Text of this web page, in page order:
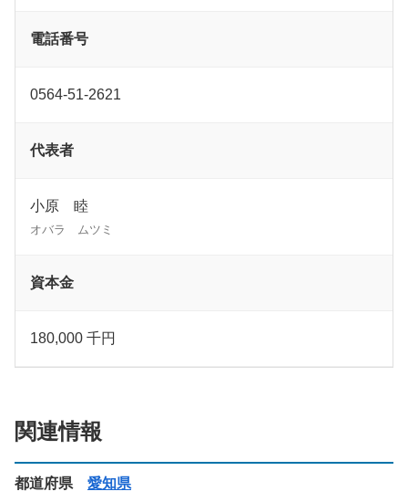
電話番号
0564-51-2621
代表者
小原 睦
オバラ ムツミ
資本金
180,000 千円
関連情報
都道府県 愛知県